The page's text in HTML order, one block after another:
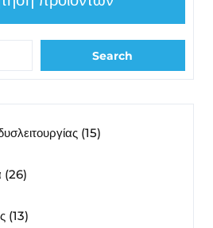
Search
1515
2626
1313